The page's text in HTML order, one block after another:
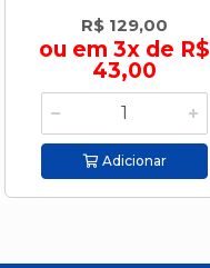
R$ 129,00
ou em 3x de R$
43,00
Adicionar